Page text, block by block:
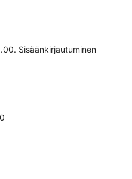
Sisäänkirjautuminen